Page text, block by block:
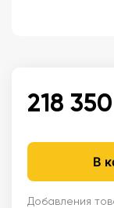
218
В
Добавления